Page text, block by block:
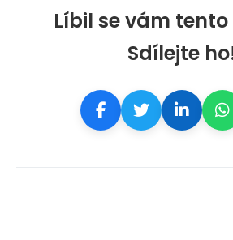
Líbil se vám
Sdílejte